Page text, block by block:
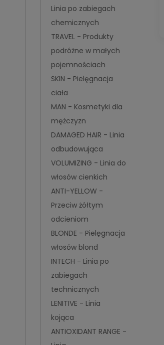
Linia po zabiegach
chemicznych
TRAVEL - Produkty
podróżne w małych
pojemnościach
SKIN - Pielęgnacja
ciała
MAN - Kosmetyki dla
mężczyzn
DAMAGED HAIR - Linia
odbudowująca
VOLUMIZING - Linia do
włosów cienkich
ANTI-YELLOW -
Przeciw żółtym
odcieniom
BLONDE - Pielęgnacja
włosów blond
INTECH - Linia po
zabiegach
technicznych
LENITIVE - Linia
kojąca
ANTIOXIDANT RANGE -